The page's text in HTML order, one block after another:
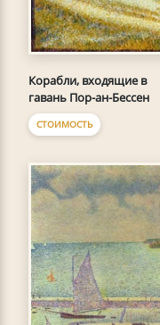
Корабли, входящие в
гавань Пор-ан-Бессен
СТОИМОСТЬ